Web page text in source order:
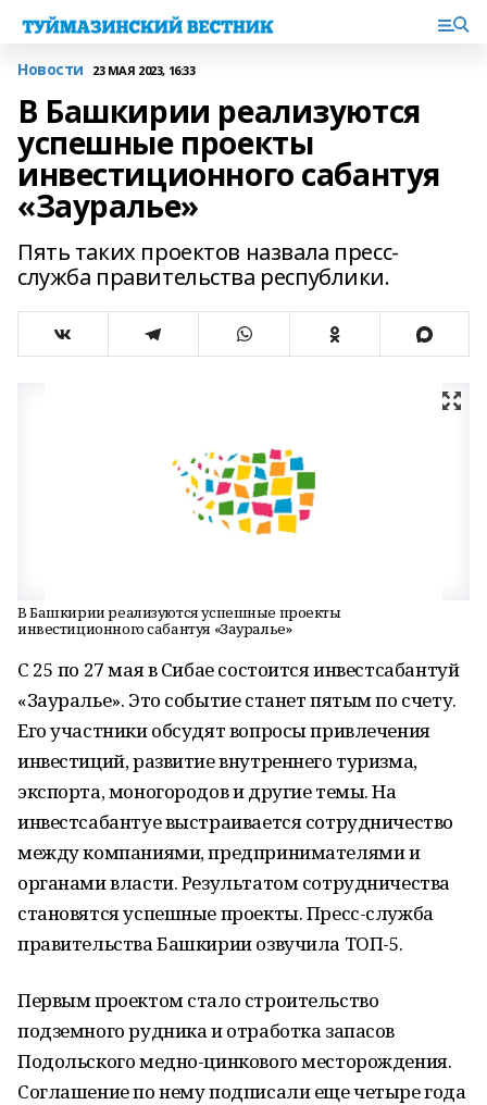
Новости 23 МАЯ 2023, 16:33
В Башкирии реализуются
успешные проекты
инвестиционного сабантуя
«Зауралье»
Пять таких проектов назвала пресс-
служба правительства республики.
В Башкирии реализуются успешные проекты
инвестиционного сабантуя «Зауралье»
С 25 по 27 мая в Сибае состоится инвестсабантуй
«Зауралье». Это событие станет пятым по счету.
Его участники обсудят вопросы привлечения
инвестиций, развитие внутреннего туризма,
экспорта, моногородов и другие темы. На
инвестсабантуе выстраивается сотрудничество
между компаниями, предпринимателями и
органами власти. Результатом сотрудничества
становятся успешные проекты. Пресс-служба
правительства Башкирии озвучила ТОП-5.
Первым проектом стало строительство
подземного рудника и отработка запасов
Подольского медно-цинкового месторождения.
Соглашение по нему подписали еще четыре года